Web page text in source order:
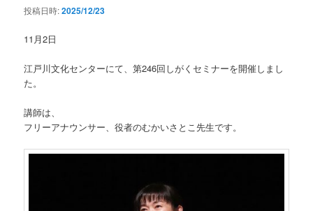
投稿日時:2025/12/23
11月2日
江戸川文化センターにて、第246回しがくセミナーを開催しまし
た。
講師は、
フリーアナウンサー、役者のむかいさとこ先生です。